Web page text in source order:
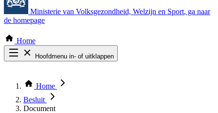
Ministerie van Volksgezondheid, Welzijn en Sport, ga naar
de homepage
Home
Hoofdmenu in- of uitklappen
Thema COVID-19
Bekijk per bestuursorgaan
Home
Besluit
Document